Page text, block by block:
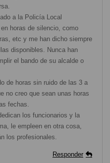
a la Policía Local
horas de silencio, como
etc y me han dicho siempre
disponibles. Nunca han
el bando de su alcalde o
de horas sin ruido de las 3 a
no creo que sean unas horas
fechas.
los funcionarios y la
le empleen en otra cosa,
los profesionales.
Responder